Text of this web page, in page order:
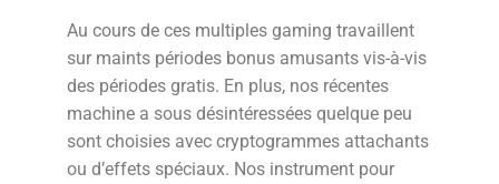
Au cours de ces multiples gaming travaillent
sur maints périodes bonus amusants vis-à-vis
des périodes gratis. En plus, nos récentes
machine a sous désintéressées quelque peu
sont choisies avec cryptogrammes attachants
ou d’effets spéciaux. Nos instrument pour